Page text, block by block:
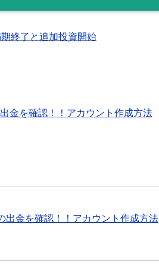
終了と追加投資開始
金を確認！！アカウント作成方法
出金を確認！！アカウント作成方法